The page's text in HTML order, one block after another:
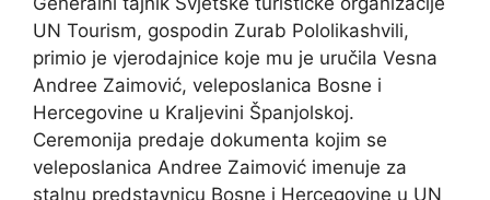
UN Tourism, gospodin Zurab Pololikashvili,
primio je vjerodajnice koje mu je uručila Vesna
Andree Zaimović, veleposlanica Bosne i
Hercegovine u Kraljevini Španjolskoj.
Ceremonija predaje dokumenta kojim se
veleposlanica Andree Zaimović imenuje za
stalnu predstavnicu Bosne i Hercegovine u UN